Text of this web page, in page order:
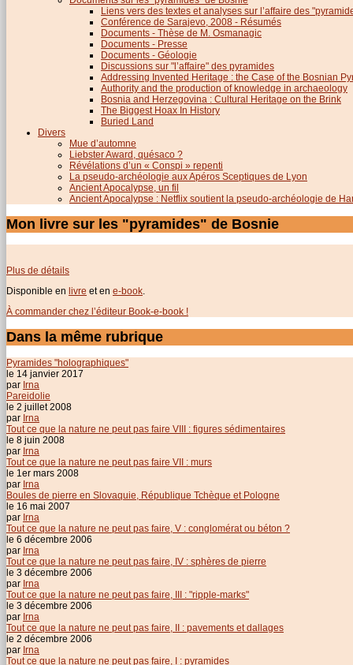
Liens vers des textes et analyses sur l’affaire des
Conférence de Sarajevo, 2008 - Résumés
Documents - Thèse de M. Osmanagic
Documents - Presse
Documents - Géologie
Discussions sur "l’affaire" des pyramides
Addressing Invented Heritage : the Case of the Bosnian
Authority and the production of knowledge in archaeology
Bosnia and Herzegovina : Cultural Heritage on the Brink
The Biggest Hoax In History
Buried Land
Divers
Mue d’automne
Liebster Award, quésaco ?
Révélations d’un « Conspi » repenti
La pseudo-archéologie aux Apéros Sceptiques de Lyon
Ancient Apocalypse, un fil
Ancient Apocalypse : Netflix soutient la pseudo-archéologie de
Mon livre sur les "pyramides" de Bosnie
Plus de détails
Disponible en livre et en e-book
À commander chez l’éditeur Book-e-book !
Dans la même rubrique
Pyramides "holographiques"
le 14 janvier 2017
par Irna
Pareidolie
le 2 juillet 2008
par Irna
Tout ce que la nature ne peut pas faire VIII : figures sédimentaires
le 8 juin 2008
par Irna
Tout ce que la nature ne peut pas faire VII : murs
le 1er mars 2008
par Irna
Boules de pierre en Slovaquie, République Tchèque et Pologne
le 16 mai 2007
par Irna
Tout ce que la nature ne peut pas faire, V : conglomérat ou béton ?
le 6 décembre 2006
par Irna
Tout ce que la nature ne peut pas faire, IV : sphères de pierre
le 3 décembre 2006
par Irna
Tout ce que la nature ne peut pas faire, III : "ripple-marks"
le 3 décembre 2006
par Irna
Tout ce que la nature ne peut pas faire, II : pavements et dallages
le 2 décembre 2006
par Irna
Tout ce que la nature ne peut pas faire, I : pyramides